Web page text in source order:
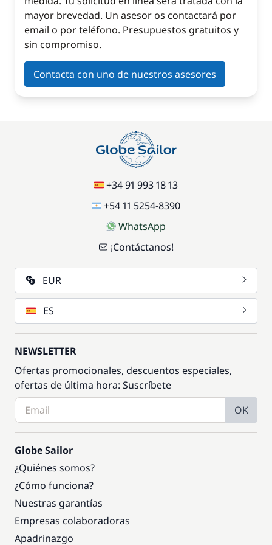
mayor brevedad. Un asesor os contactará por
email o por teléfono. Presupuestos gratuitos y
sin compromiso.
Contacta con uno de nuestros asesores
+34 91 993 18 13
+54 11 5254-8390
WhatsApp
¡Contáctanos!
EUR
ES
NEWSLETTER
Ofertas promocionales, descuentos especiales,
ofertas de última hora: Suscríbete
OK
Globe Sailor
¿Quiénes somos?
¿Cómo funciona?
Nuestras garantías
Empresas colaboradoras
Apadrinazgo